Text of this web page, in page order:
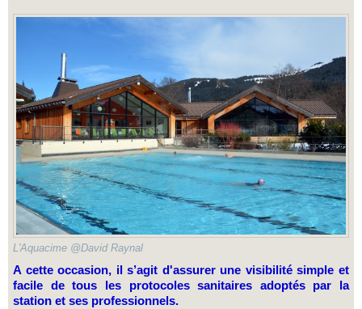
L'Aquacime @David Raynal
A cette occasion, il s’agit d'assurer une visibilité simple et
facile de tous les protocoles sanitaires adoptés par la
station et ses professionnels.